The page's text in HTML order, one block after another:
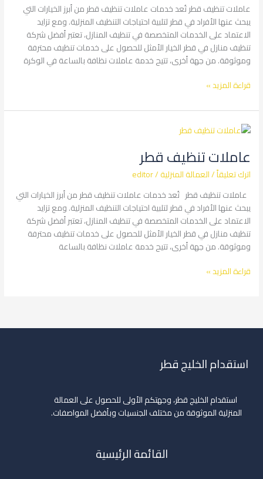
عاملات تنظيف قطر تُعد خدمات عاملات تنظيف قطر من أبرز الخيارات التي
يبحث عنها الأفراد في قطر لتلبية احتياجات التنظيف المنزلية. ومع تزايد
الاعتماد على الخدمات المتخصصة في تنظيف المنازل، تعتبر أفضل شركة
تنظيف منازل في قطر الخيار الأمثل للحصول على خدمات تنظيف محترفة
وموثوقة. من جهة أخرى، تتيح خدمة عاملات نظافة بالساعة في الوكرة
قراءة المزيد »
عاملات تنظيف قطر
اترك تعليقاً/العمالة المنزلية/
editor
عاملات تنظيف قطر تُعد خدمات عاملات تنظيف قطر من أبرز الخيارات التي
يبحث عنها الأفراد في قطر لتلبية احتياجات التنظيف المنزلية. ومع تزايد
الاعتماد على الخدمات المتخصصة في تنظيف المنازل، تعتبر أفضل شركة
تنظيف منازل في قطر الخيار الأمثل للحصول على خدمات تنظيف محترفة
وموثوقة. من جهة أخرى، تتيح خدمة عاملات نظافة بالساعة
عاملات
قطر
قراءة المزيد »
استقدام الخليج قطر
استقدام الخليج قطر، وجهتكم الأولى للحصول على العمالة
المنزلية الموثوقة من مختلف الجنسيات وبأفضل المواصفات.
القائمة الرئيسية